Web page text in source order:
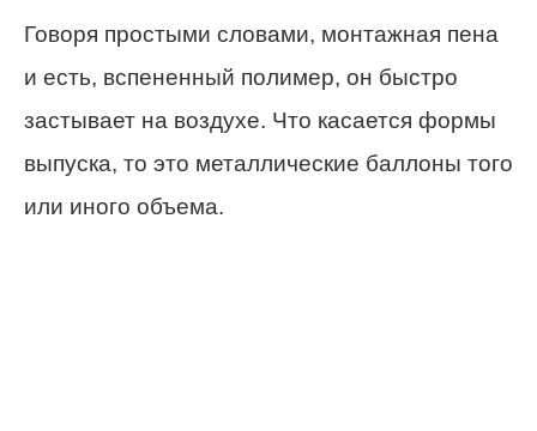
Говоря простыми словами, монтажная пена
и есть, вспененный полимер, он быстро
застывает на воздухе. Что касается формы
выпуска, то это металлические баллоны того
или иного объема.